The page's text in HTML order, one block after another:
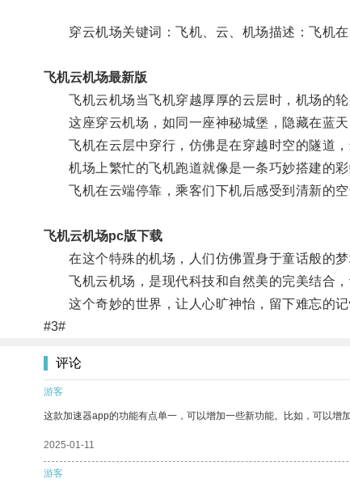
穿云机场关键词：飞机、云、机场描述：飞机在
飞机云机场最新版
飞机云机场当飞机穿越厚厚的云层时，机场的轮
这座穿云机场，如同一座神秘城堡，隐藏在蓝天
飞机在云层中穿行，仿佛是在穿越时空的隧道，
机场上繁忙的飞机跑道就像是一条巧妙搭建的彩
飞机在云端停靠，乘客们下机后感受到清新的空
飞机云机场pc版下载
在这个特殊的机场，人们仿佛置身于童话般的梦
飞机云机场，是现代科技和自然美的完美结合，
这个奇妙的世界，让人心旷神怡，留下难忘的记
#3#
评论
游客
这款加速器app的功能有点单一，可以增加一些新功能。比如，可以增
2025-01-11
游客